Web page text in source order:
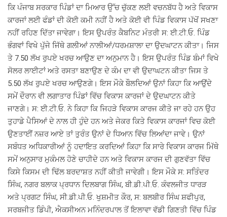
ਕਿ ਪੰਜਾਬ ਸਰਕਾਰ ਪਿੰਡਾਂ ਦਾ ਮਿਆਰ ਉੱਚ ਚੁੱਕਣ ਲਈ ਵਚਨਬੱਧ ਹੈ ਅਤੇ ਵਿਕਾਸ
ਕਾਰਜਾਂ ਲਈ ਫੰਡਾਂ ਦੀ ਕੋਈ ਕਮੀ ਨਹੀਂ ਹੈ ਅਤੇ ਕੋਈ ਵੀ ਪਿੰਡ ਵਿਕਾਸ ਪੱਖੋਂ ਸਖਣਾ
ਨਹੀਂ ਰਹਿਣ ਦਿੱਤਾ ਜਾਵੇਗਾ। ਇਸ ਉਪਰੰਤ ਕੈਬਨਿਟ ਮੰਤਰੀ ਸ: ਈ.ਟੀ.ਓ. ਪਿੰਡ
ਭੰਗਵਾਂ ਵਿਖੇ ਪੁੱਜੇ ਜਿੱਥੇ ਗਲੀਆਂ ਨਾਲੀਆਂ/ਧਰਮਸ਼ਾਲਾ ਦਾ ਉਦਘਾਟਨ ਕੀਤਾ। ਜਿਸ
ਤੇ 7.50 ਲੱਖ ਰੁਪਏ ਖਰਚ ਆਉਣ ਦਾ ਅਨੁਮਾਨ ਹੈ। ਇਸ ਉਪਰੰਤ ਪਿੰਡ ਬੰਮਾਂ ਵਿਖੇ
ਸੋਲਰ ਲਾਈਟਾਂ ਅਤੇ ਰਸਤਾ ਬਣਾਉਣ ਦੇ ਕੰਮ ਦਾ ਵੀ ਉਦਾਘਟਨ ਕੀਤਾ ਜਿਸ ਤੇ
5.50 ਲੱਖ ਰੁਪਏ ਖਰਚ ਆਉਣਗੇ। ਇਸ ਮੌਕੇ ਬੌਲਦਿਆਂ ਉਨਾਂ ਕਿਹਾ ਕਿ ਆਉਂਦੇ
ਸਮੇਂ ਦੌਰਾਨ ਵੀ ਲਗਾਤਾਰ ਪਿੰਡਾਂ ਵਿੱਚ ਵਿਕਾਸ ਕਾਰਜਾਂ ਦੇ ਉਦਘਾਟਨ ਕੀਤੇ
ਜਾਣਗੇ। ਸ: ਈ.ਟੀ.ਓ. ਨੇ ਕਿਹਾ ਕਿ ਜਿਹੜੇ ਵਿਕਾਸ ਕਾਰਜ ਕੀਤੇ ਜਾ ਰਹੇ ਹਨ ਉਹ
ਤੁਹਾਡੇ ਪੈਸਿਆਂ ਦੇ ਨਾਲ ਹੀ ਹੁੰਦੇ ਹਨ ਅਤੇ ਜੇਕਰ ਕਿਤੇ ਵਿਕਾਸ ਕਾਰਜਾਂ ਵਿਚ ਕੋਈ
ਉਣਤਾਈਂ ਨਜ਼ਰ ਆਏ ਤਾਂ ਤੁਰੰਤ ਉਨਾਂ ਦੇ ਧਿਆਨ ਵਿੱਚ ਲਿਆਂਦਾ ਜਾਵੇ। ਉਨਾਂ
ਸਬੰਧਤ ਅਧਿਕਾਰੀਆਂ ਨੂੰ ਹਦਾਇਤ ਕਰਦਿਆਂ ਕਿਹਾ ਕਿ ਸਾਰੇ ਵਿਕਾਸ ਕਾਰਜ ਮਿੱਥੇ
ਸਮੇਂ ਅਨੁਸਾਰ ਮੁਕੰਮਲ ਹੋਣੇ ਚਾਹੀਦੇ ਹਨ ਅਤੇ ਵਿਕਾਸ ਕਾਰਜ ਦੀ ਗੁਣਵੱਤਾ ਵਿੱਚ
ਕਿਸੇ ਕਿਸਮ ਦੀ ਢਿੱਲ ਬਰਦਾਸ਼ਤ ਨਹੀਂ ਕੀਤੀ ਜਾਵੇਗੀ। ਇਸ ਮੌਕੇ ਸ: ਸਤਿੰਦਰ
ਸਿੰਘ, ਨਗਰ ਬਲਾਕ ਪ੍ਰਧਾਨ ਦਿਲਬਾਗ ਸਿੰਘ, ਬੀ.ਡੀ.ਪੀ.ਓ. ਕੰਵਲਜੀਤ ਧਾਰੜ
ਅਤੇ ਪ੍ਰਗਟ ਸਿੰਘ, ਸੀ.ਡੀ.ਪੀ.ਓ. ਖੁਸ਼ਮੀਤ ਕੌਰ, ਸ: ਬਲਬੀਰ ਸਿੰਘ ਸ਼ਫੀਪੁਰ,
ਸਰਬਜੀਤ ਡਿੰਪੀ, ਐਕਸੀਅਨ ਮਨਿੰਦਰਪਾਲ ਤੋਂ ਇਲਾਵਾ ਵੱਡੀ ਗਿਣਤੀ ਵਿੱਚ ਪਿੰਡ